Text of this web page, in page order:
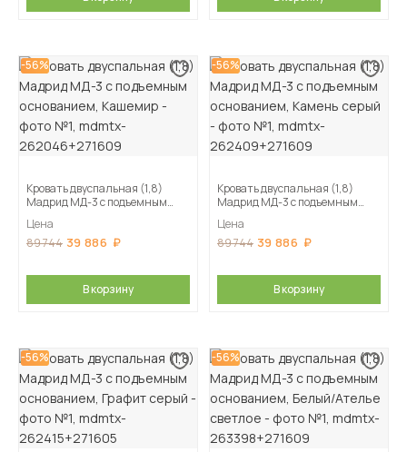
-56%
Кровать двуспальная (1,8)
Мадрид МД-3 с подъемным
Цена
89 744 39 886
В корзину
-56%
Кровать двуспальная (1,8)
Мадрид МД-3 с подъемным
Цена
89 744 39 886
В корзину
-56% -56%